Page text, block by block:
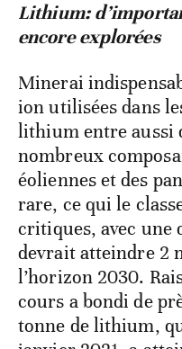
Lithium:
encore explorées
Minerai
ion utilisées dans
lithium entre aussi
nombreux
éoliennes et des
rare, ce qui le
critiques, avec une
devrait atteindre 2
l’horizon 2030.
cours a bondi de
tonne de lithium,